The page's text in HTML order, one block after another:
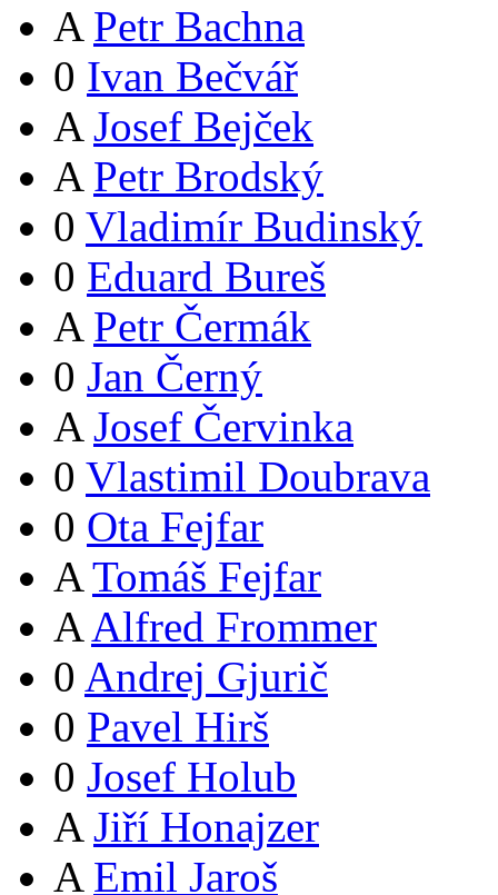
A Petr Bachna
0 Ivan Bečvář
A Josef Bejček
A Petr Brodský
0 Vladimír Budinský
0 Eduard Bureš
A Petr Čermák
0 Jan Černý
A Josef Červinka
0 Vlastimil Doubrava
0 Ota Fejfar
A Tomáš Fejfar
A Alfred Frommer
0 Andrej Gjurič
0 Pavel Hirš
0 Josef Holub
A Jiří Honajzer
A Emil Jaroš